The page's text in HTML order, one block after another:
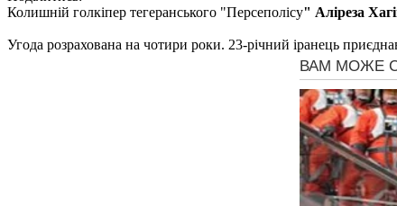
Колишній голкіпер тегеранського "​​Персеполісу" Аліреза
Угода розрахована на чотири роки. 23-річний іранець